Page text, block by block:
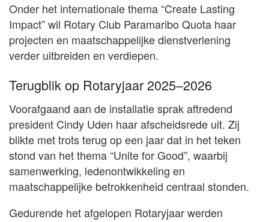
Onder het internationale thema “Create Lasting
Impact” wil Rotary Club Paramaribo Quota haar
projecten en maatschappelijke dienstverlening
verder uitbreiden en verdiepen.
Terugblik op Rotaryjaar 2025–2026
Voorafgaand aan de installatie sprak aftredend
president Cindy Uden haar afscheidsrede uit. Zij
blikte met trots terug op een jaar dat in het teken
stond van het thema “Unite for Good”, waarbij
samenwerking, ledenontwikkeling en
maatschappelijke betrokkenheid centraal stonden.
Gedurende het afgelopen Rotaryjaar werden